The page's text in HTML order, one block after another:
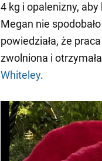
4 kg i opalenizny,
Megan nie
powiedziała, że
zwolniona i
Whiteley.